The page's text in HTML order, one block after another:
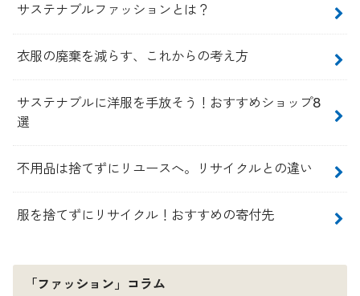
サステナブルファッションとは？
衣服の廃棄を減らす、これからの考え方
サステナブルに洋服を手放そう！おすすめショップ8
選
不用品は捨てずにリユースへ。リサイクルとの違い
服を捨てずにリサイクル！おすすめの寄付先
「ファッション」コラム